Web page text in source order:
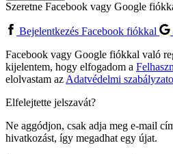
Szeretne Facebook vagy Google
Bejelentkezés Facebook fiókkal
Facebook vagy Google fiókkal való
kijelentem, hogy elfogadom a
elolvastam azAdatvédelmi
Elfelejtette jelszavát?
Ne aggódjon, csak adja meg e-mail
hivatkozást, így megadhat egy újat.